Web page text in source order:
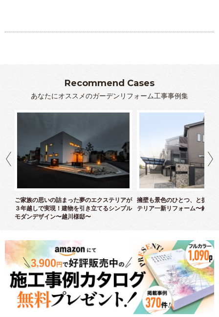
Recommend Cases
あなたにオススメのガーデンリフォーム工事事例集
ご家族の思いの詰まった夢のエクステリアが
３年越しで実現！建物を引き立てるシンプル
モダンデザイン〜越川様邸〜
擁壁も景色のひとつ、と捉え
テリア一新リフォーム〜鈴木